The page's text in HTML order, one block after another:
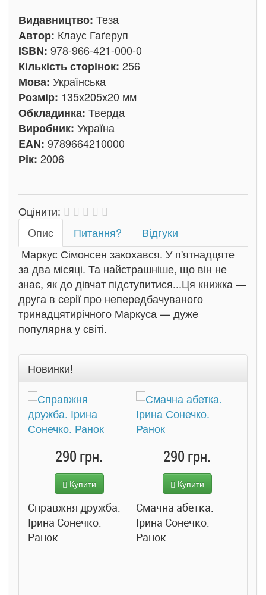
Видавництво: Теза
Автор: Клаус Гаґеруп
ISBN: 978-966-421-000-0
Кількість сторінок: 256
Мова: Українська
Розмір: 135x205x20 мм
Обкладинка: Тверда
Виробник: Україна
EAN: 9789664210000
Рік: 2006
Оцінити:
Oпис
Питання?
Відгуки
Маркус Сімонсен закохався. У п'ятнадцяте
за два місяці. Та найстрашніше, що він не
знає, як до дівчат підступитися...Ця книжка —
друга в серії про непередбачуваного
тринадцятирічного Маркуса — дуже
популярна у світі.
Новинки!
290 грн.
Купити
Справжня дружба.
Ірина Сонечко.
Ранок
290 грн.
Купити
Смачна абетка.
Ірина Сонечко.
Ранок